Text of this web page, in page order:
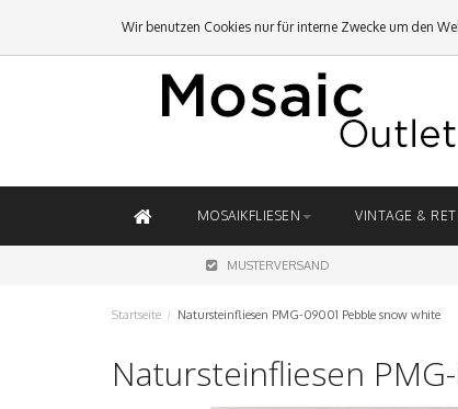
MOSAIKFLIESEN VINTAGE &
MUSTERVERSAND
Startseite / Natursteinfliesen PMG-09001 Pebble snow white
Natursteinfliesen
Wir benutzen Cookies nur für interne Zwecke um den